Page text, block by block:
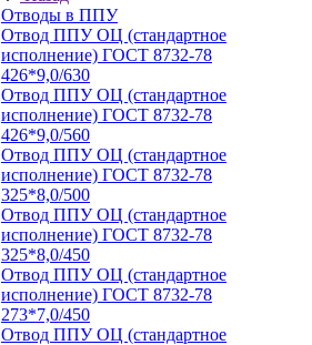
Отводы в ППУ
Отвод ППУ ОЦ (стандартное
исполнение) ГОСТ 8732-78
426*9,0/630
Отвод ППУ ОЦ (стандартное
исполнение) ГОСТ 8732-78
426*9,0/560
Отвод ППУ ОЦ (стандартное
исполнение) ГОСТ 8732-78
325*8,0/500
Отвод ППУ ОЦ (стандартное
исполнение) ГОСТ 8732-78
325*8,0/450
Отвод ППУ ОЦ (стандартное
исполнение) ГОСТ 8732-78
273*7,0/450
Отвод ППУ ОЦ (стандартное